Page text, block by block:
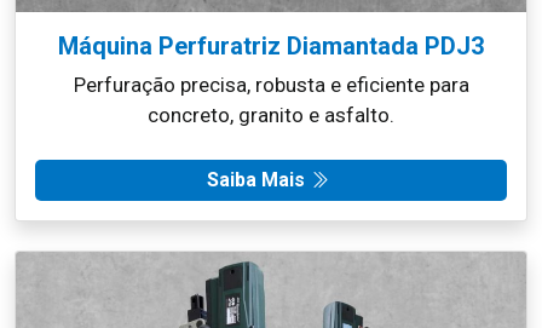
Máquina Perfuratriz Diamantada PDJ3
Perfuração precisa, robusta e eficiente para
concreto, granito e asfalto.
Saiba Mais